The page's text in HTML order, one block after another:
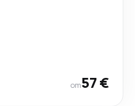
от57 €